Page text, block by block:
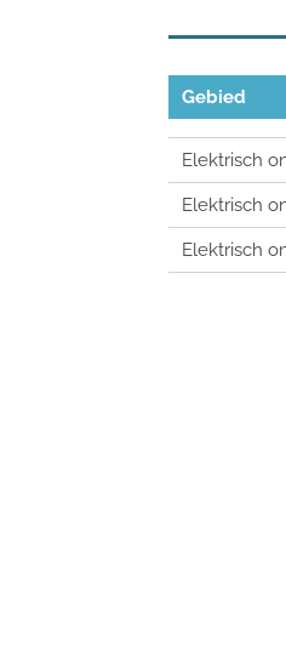
Gebied
Elektrisch
Elektrisch
Elektrisch